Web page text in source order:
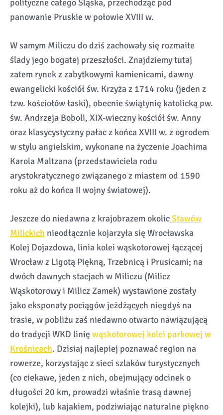
polityczne całego Śląska, przechodząc pod
panowanie Pruskie w połowie XVIII w.
W samym Miliczu do dziś zachowały się rozmaite
ślady jego bogatej przeszłości. Znajdziemy tutaj
zatem rynek z zabytkowymi kamienicami, dawny
ewangelicki kościół św. Krzyża z 1714 roku (jeden z
tzw. kościołów łaski), obecnie świątynię katolicką pw.
św. Andrzeja Boboli, XIX-wieczny kościół św. Anny
oraz klasycystyczny pałac z końca XVIII w. z ogrodem
w stylu angielskim, wykonane na życzenie Joachima
Karola Maltzana (przedstawiciela rodu
arystokratycznego związanego z miastem od 1590
roku aż do końca II wojny światowej).
Jeszcze do niedawna z krajobrazem okolicStawów
Milickich nieodłącznie kojarzyła się Wrocławska
Kolej Dojazdowa, linia kolei wąskotorowej łączącej
Wrocław z Ligotą Piękną, Trzebnicą i Prusicami; na
dwóch dawnych stacjach w Miliczu (Milicz
Wąskotorowy i Milicz Zamek) wystawione zostały
jako eksponaty pociągów jeżdżących niegdyś na
trasie, w pobliżu zaś niedawno otwarto nawiązującą
do tradycji WKD linię wąskotorowej kolei parkowej w
Krośnicach. Dzisiaj najlepiej poznawać region na
rowerze, korzystając z sieci szlaków turystycznych
(co ciekawe, jeden z nich, obejmujący odcinek o
długości 20 km, prowadzi właśnie trasą dawnej
kolejki), lub kajakiem, podziwiając naturalne piękno